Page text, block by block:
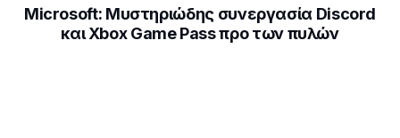
Microsoft: Μυστηριώδης συνεργασία Discord
και Xbox Game Pass προ των πυλών